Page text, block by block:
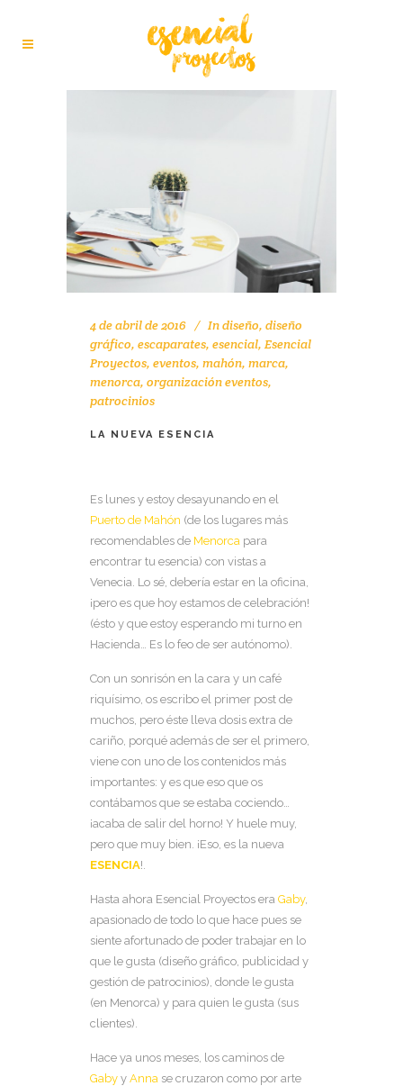
4 de abril de 2016 Indiseño, diseño
gráfico, escaparates, esencial, Esencial
Proyectos, eventos, mahón, marca,
menorca, organización eventos,
patrocinios
LA NUEVA ESENCIA
Es lunes y estoy desayunando en el
Puerto de Mahón (de los lugares más
recomendables de Menorca para
encontrar tu esencia) con vistas a
Venecia. Lo sé, debería estar en la oficina,
¡pero es que hoy estamos de celebración!
(ésto y que estoy esperando mi turno en
Hacienda… Es lo feo de ser autónomo).
Con un sonrisón en la cara y un café
riquísimo, os escribo el primer post de
muchos, pero éste lleva dosis extra de
cariño, porqué además de ser el primero,
viene con uno de los contenidos más
importantes: y es que eso que os
contábamos que se estaba cociendo…
¡acaba de salir del horno! Y huele muy,
pero que muy bien. ¡Eso, es la nueva
ESENCIA!.
Hasta ahora Esencial Proyectos era Gaby,
apasionado de todo lo que hace pues se
siente afortunado de poder trabajar en lo
que le gusta (diseño gráfico, publicidad y
gestión de patrocinios), donde le gusta
(en Menorca) y para quien le gusta (sus
clientes).
Hace ya unos meses, los caminos de
Gaby y Anna se cruzaron como por arte